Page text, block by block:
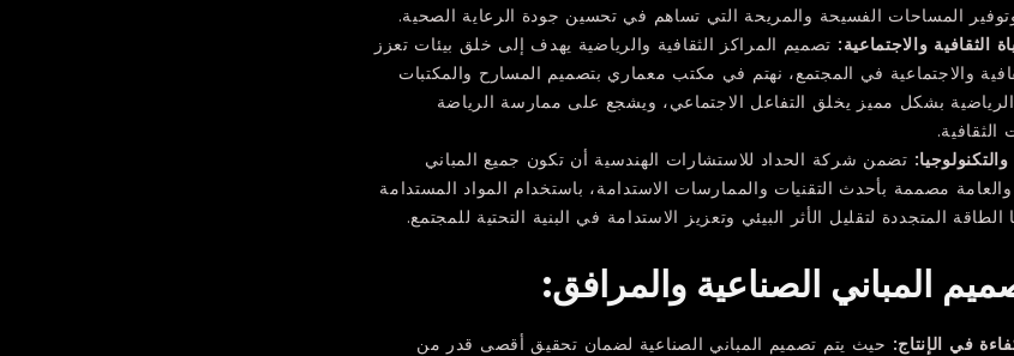
وتوفير المساحات الفسيحة والمريحة التي تساهم في تحسين جودة الرعاية الصحية.
الثقافية والاجتماعية: تصميم المراكز الثقافية والرياضية يهدف إلى خلق بيئات تعزز
والاجتماعية في المجتمع، نهتم في مكتب معماري بتصميم المسارح والمكتبات
الرياضية بشكل مميز يخلق التفاعل الاجتماعي، ويشجع على ممارسة الرياضة
الثقافية.
تضمن شركة الحداد للاستشارات الهندسية أن تكون جميع المباني
مصممة بأحدث التقنيات والممارسات الاستدامة، باستخدام المواد المستدامة
الطاقة المتجددة لتقليل الأثر البيئي وتعزيز الاستدامة في البنية التحتية للمجتمع.
في الإنتاج: حيث يتم تصميم المباني الصناعية لضمان تحقيق أقصى قدر من